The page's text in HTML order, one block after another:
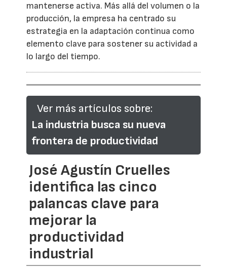
mantenerse activa. Más allá del volumen o la
producción, la empresa ha centrado su
estrategia en la adaptación continua como
elemento clave para sostener su actividad a
lo largo del tiempo.
Ver más artículos sobre:
La industria busca su nueva
frontera de productividad
José Agustín Cruelles
identifica las cinco
palancas clave para
mejorar la
productividad
industrial